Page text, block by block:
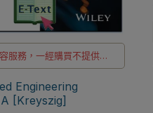
服務，一經購買不提供退
與退款
格，故僅販售給台灣地區
使用
境內使用，海外IP無法註
Engineering
[Kreyszig]